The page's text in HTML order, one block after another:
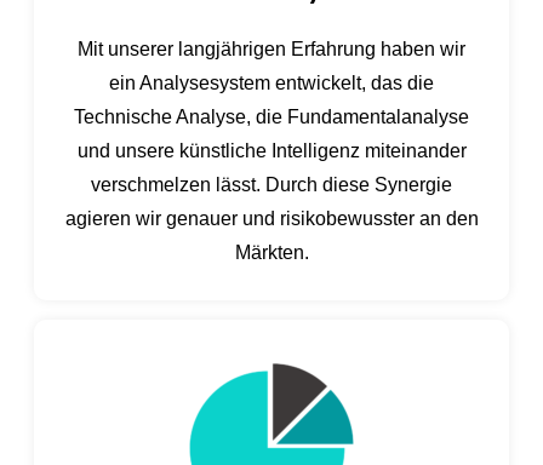
Mit unserer langjährigen Erfahrung haben wir
ein Analysesystem entwickelt, das die
Technische Analyse, die Fundamentalanalyse
und unsere künstliche Intelligenz miteinander
verschmelzen lässt. Durch diese Synergie
agieren wir genauer und risikobewusster an den
Märkten.